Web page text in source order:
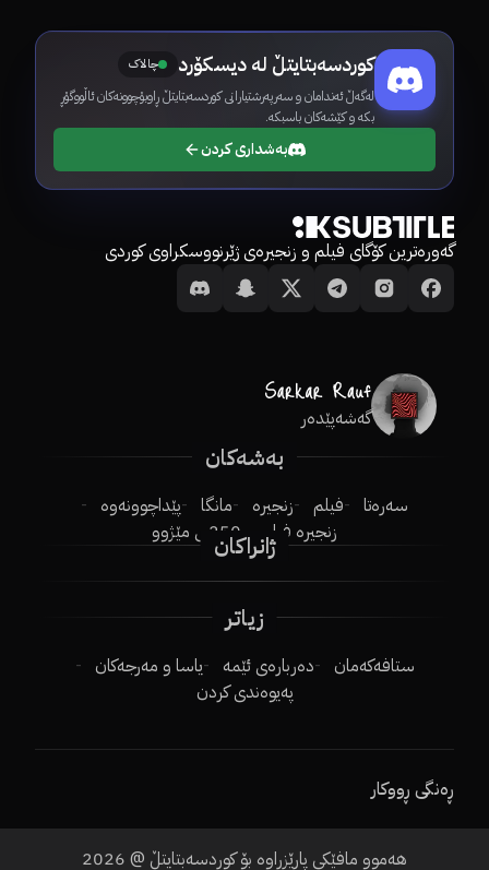
کوردسەبتایتڵ لە دیسکۆرد چالاک
لەگەڵ ئەندامان و سەرپەرشتیارانی کوردسەبتایتڵ ڕاوبۆچوونەکان ئاڵووگۆڕ
بکە و کێشەکان باسبکە.
بەشداری کردن
گەورەترین کۆگای فیلم و زنجیرەی ژێرنووسکراوی کوردی
گەشەپێدەر
بەشەکان
سەرەتا فیلم زنجیرە مانگا
پێداچوونەوە
زنجیرە فیلم
250ـی مێژوو
ژانراکان
زیاتر
ستافەکەمان دەربارەی ئێمە
یاسا و مەرجەکان
پەیوەندی کردن
ڕەنگی ڕووکار
هەموو مافێکی پارێزراوە بۆ کوردسەبتایتڵ @ 2026